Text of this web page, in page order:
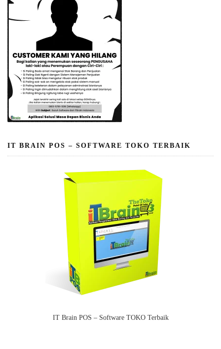
IT BRAIN POS – SOFTWARE TOKO TERBAIK
IT Brain POS – Software TOKO Terbaik